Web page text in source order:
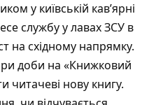
у київській кав’ярні
службу у лавах ЗСУ в
на східному напрямку.
доби на «Книжковий
читачеві нову книгу.